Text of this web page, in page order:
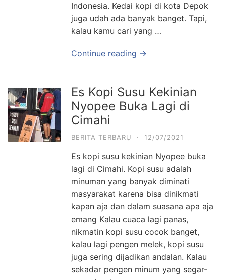
Indonesia. Kedai kopi di kota Depok
juga udah ada banyak banget. Tapi,
kalau kamu cari yang …
Continue reading →
Es Kopi Susu Kekinian
Nyopee Buka Lagi di
Cimahi
BERITA TERBARU · 12/07/2021
Es kopi susu kekinian Nyopee buka
lagi di Cimahi. Kopi susu adalah
minuman yang banyak diminati
masyarakat karena bisa dinikmati
kapan aja dan dalam suasana apa aja
emang Kalau cuaca lagi panas,
nikmatin kopi susu cocok banget,
kalau lagi pengen melek, kopi susu
juga sering dijadikan andalan. Kalau
sekadar pengen minum yang segar-